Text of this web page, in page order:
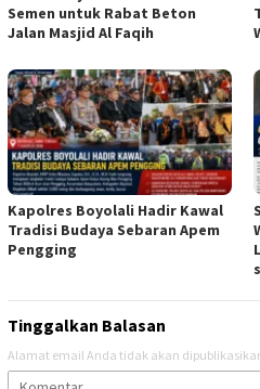
Semen untuk Rabat Beton
Jalan Masjid Al Faqih
Kapolres Boyolali Hadir Kawal
Tradisi Budaya Sebaran Apem
Pengging
Tinggalkan Balasan
Alamat email Anda tidak akan